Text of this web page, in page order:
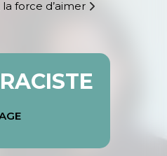
force d’aimer